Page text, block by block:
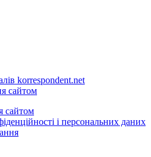
korrespondent.net
сайтом
сайтом
і персональних даних